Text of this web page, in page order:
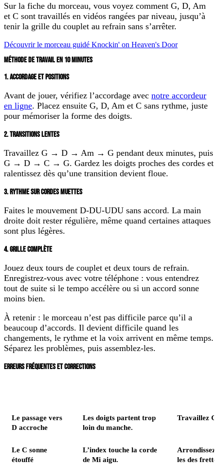
Sur la fiche du morceau, vous voyez comment G, D, Am
et C sont travaillés en vidéos rangées par niveau, jusqu’à
tenir la grille du couplet au refrain sans s’arrêter.
Découvrir le morceau guidé Knockin' on Heaven's Door
MÉTHODE DE TRAVAIL EN 10 MINUTES
1. ACCORDAGE ET POSITIONS
Avant de jouer, vérifiez l’accordage avec notre accordeur
en ligne. Placez ensuite G, D, Am et C sans rythme, juste
pour mémoriser la forme des doigts.
2. TRANSITIONS LENTES
Travaillez G → D → Am → G pendant deux minutes, puis
G → D → C → G. Gardez les doigts proches des cordes et
ralentissez dès qu’une transition devient floue.
3. RYTHME SUR CORDES MUETTES
Faites le mouvement D-DU-UDU sans accord. La main
droite doit rester régulière, même quand certaines attaques
sont plus légères.
4. GRILLE COMPLÈTE
Jouez deux tours de couplet et deux tours de refrain.
Enregistrez-vous avec votre téléphone : vous entendrez
tout de suite si le tempo accélère ou si un accord sonne
moins bien.
À retenir : le morceau n’est pas difficile parce qu’il a
beaucoup d’accords. Il devient difficile quand les
changements, le rythme et la voix arrivent en même temps.
Séparez les problèmes, puis assemblez-les.
ERREURS FRÉQUENTES ET CORRECTIONS
Le passage vers
D accroche
Les doigts partent trop
loin du manche.
Travaillez
Le C sonne
étouffé
L’index touche la corde
de Mi aigu.
Arrondissez
les des